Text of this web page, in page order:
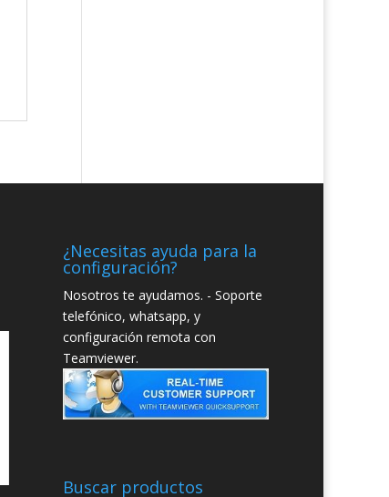
¿Necesitas ayuda para la
configuración?
Nosotros te ayudamos. - Soporte
telefónico, whatsapp, y
configuración remota con
Teamviewer.
Buscar productos